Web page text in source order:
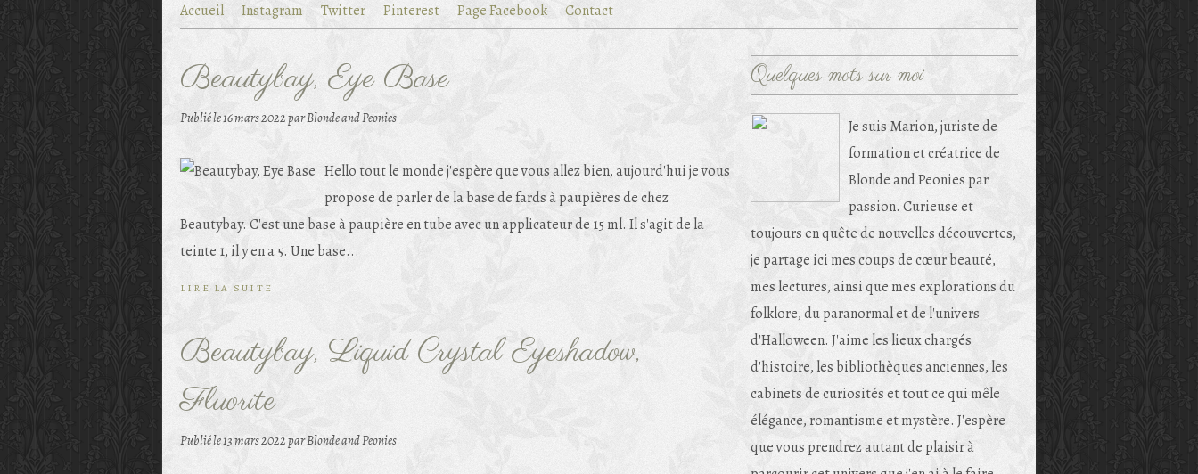
Accueil Instagram Twitter Pinterest Page Facebook Contact
Beautybay, Eye Base
Publié le16 mars 2022par Blonde and Peonies
Hello tout le monde j'espère que vous allez bien, aujourd'hui je vous
propose de parler de la base de fards à paupières de chez
Beautybay. C'est une base à paupière en tube avec un applicateur de 15 ml. Il s'agit de la
teinte 1, il y en a 5. Une base...
LIRE LA SUITE
Beautybay, Liquid Crystal Eyeshadow,
Fluorite
Publié le13 mars 2022par Blonde and Peonies
Quelques mots sur moi
Je suis Marion, juriste de
formation et créatrice de
Blonde and Peonies par
passion. Curieuse et
toujours en quête de nouvelles découvertes,
je partage ici mes coups de cœur beauté,
mes lectures, ainsi que mes explorations du
folklore, du paranormal et de l'univers
d'Halloween. J'aime les lieux chargés
d'histoire, les bibliothèques anciennes, les
cabinets de curiosités et tout ce qui mêle
élégance, romantisme et mystère. J'espère
que vous prendrez autant de plaisir à